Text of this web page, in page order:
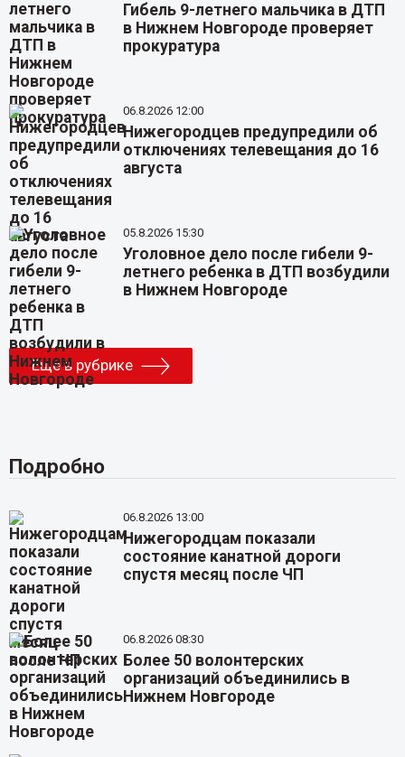
Гибель 9-летнего мальчика в ДТП
в Нижнем Новгороде проверяет
прокуратура
06.8.2026 12:00
Нижегородцев предупредили об
отключениях телевещания до 16
августа
05.8.2026 15:30
Уголовное дело после гибели 9-
летнего ребенка в ДТП возбудили
в Нижнем Новгороде
Еще в рубрике
Подробно
06.8.2026 13:00
Нижегородцам показали
состояние канатной дороги
спустя месяц после ЧП
06.8.2026 08:30
Более 50 волонтерских
организаций объединились в
Нижнем Новгороде